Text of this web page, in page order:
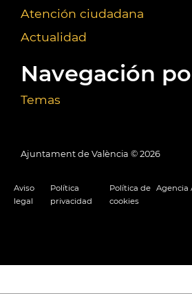
Atención ciudadana
Actualidad
Navegación
Temas
Ajuntament de València © 2026
Aviso
legal
Política
privacidad
Política de
cookies
Agencia